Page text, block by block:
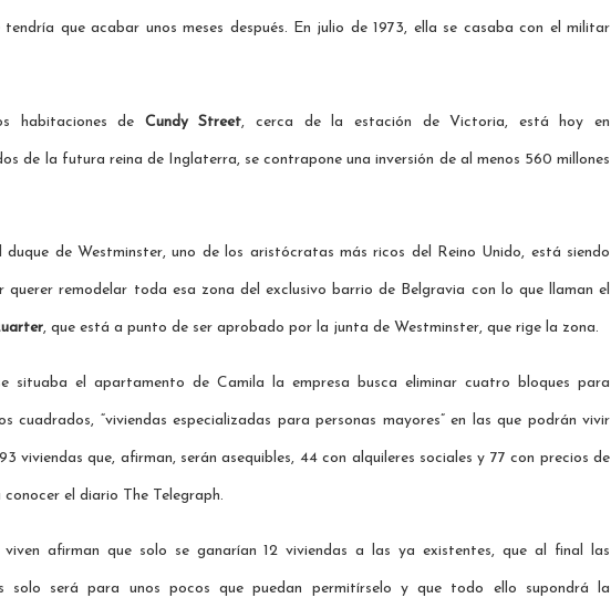
que acabar unos meses después. En julio de 1973, ella se casaba con el militar
habitaciones de Cundy Street, cerca de la estación de Victoria, está hoy en
de la futura reina de Inglaterra, se contrapone una inversión de al menos 560 millones
duque de Westminster, uno de los aristócratas más ricos del Reino Unido, está siendo
remodelar toda esa zona del exclusivo barrio de Belgravia con lo que llaman el
, que está a punto de ser aprobado por la junta de Westminster, que rige la zona.
situaba el apartamento de Camila la empresa busca eliminar cuatro bloques para
cuadrados, “viviendas especializadas para personas mayores” en las que podrán vivir
viviendas que, afirman, serán asequibles, 44 con alquileres sociales y 77 con precios de
el diario The Telegraph.
viven afirman que solo se ganarían 12 viviendas a las ya existentes, que al final las
solo será para unos pocos que puedan permitírselo y que todo ello supondrá la